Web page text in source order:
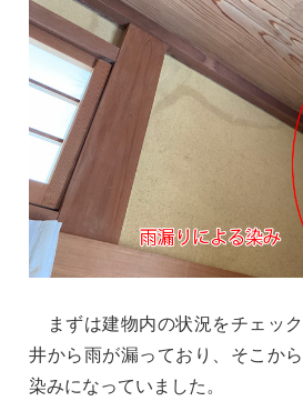
まずは建物内の状況をチェッ
井から雨が漏っており、そこか
染みになっていました。